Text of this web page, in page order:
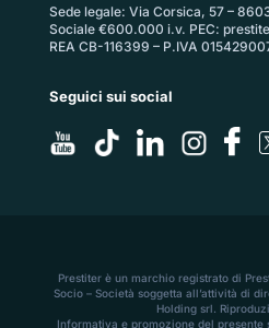
Sede legale: Via Corsica, 57 –
Sociale €600.000 i.v. PEC:
REA CB-116399 – P.IVA
Seguici sui social
Prestiter è un marchio registrato di
Socio – Società soggetta all’attività di
Holding srl.
Informativa e promozione del presente